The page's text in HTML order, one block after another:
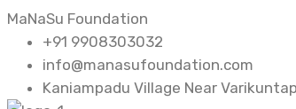
MaNaSu Foundation
+91 9908303032
info@manasufoundation.com
Kaniampadu Village Near